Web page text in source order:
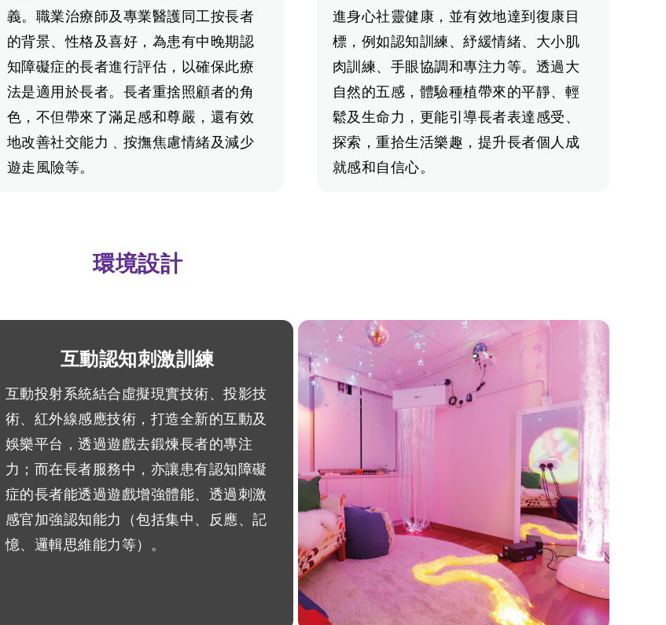
義。職業治療師及專業醫護同工按長者
的背景、性格及喜好，為患有中晚期認
知障礙症的長者進行評估，以確保此療
法是適用於長者。長者重捨照顧者的角
色，不但帶來了滿足感和尊嚴，還有效
地改善社交能力﹑按撫焦慮情緒及減少
遊走風險等。
進身心社靈健康，並有效地達到復康目
標，例如認知訓練、紓緩情緒、大小肌
肉訓練、手眼協調和專注力等。透過大
自然的五感，體驗種植帶來的平靜、輕
鬆及生命力，更能引導長者表達感受、
探索，重拾生活樂趣，提升長者個人成
就感和自信心。
環境設計
互動認知刺激訓練
互動投射系統結合虛擬現實技術、投影技
術、紅外線感應技術，打造全新的互動及
娛樂平台，透過遊戲去鍛煉長者的專注
力；而在長者服務中，亦讓患有認知障礙
症的長者能透過遊戲增強體能、透過刺激
感官加強認知能力（包括集中、反應、記
憶、邏輯思維能力等）。